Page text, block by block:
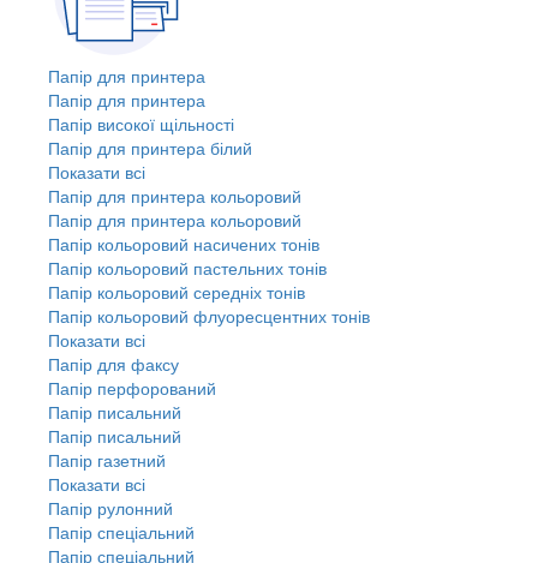
Папір для принтера
Папір для принтера
Папір високої щільності
Папір для принтера білий
Показати всі
Папір для принтера кольоровий
Папір для принтера кольоровий
Папір кольоровий насичених тонів
Папір кольоровий пастельних тонів
Папір кольоровий середніх тонів
Папір кольоровий флуоресцентних тонів
Показати всі
Папір для факсу
Папір перфорований
Папір писальний
Папір писальний
Папір газетний
Показати всі
Папір рулонний
Папір спеціальний
Папір спеціальний